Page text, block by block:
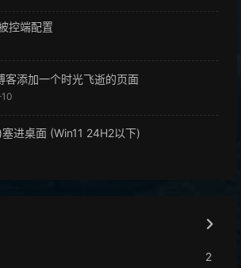
控端配置
客添加一个时光飞逝的页面
进桌面 (Win11 24H2以下)
2